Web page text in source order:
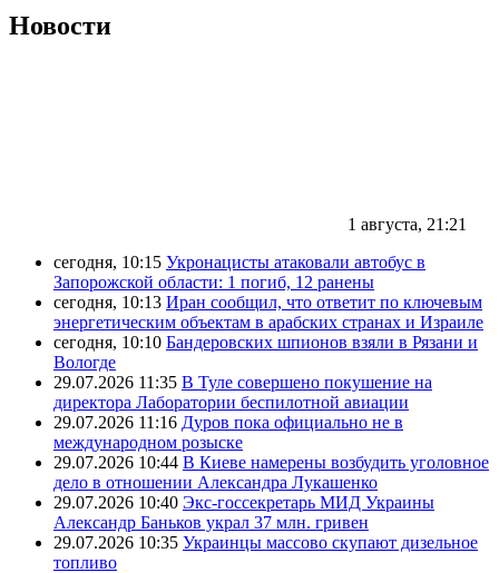
Новости
1 августа, 21:21
сегодня, 10:15 Укронацисты атаковали автобус в
Запорожской области: 1 погиб, 12 ранены
сегодня, 10:13 Иран сообщил, что ответит по ключевым
энергетическим объектам в арабских странах и Израиле
сегодня, 10:10 Бандеровских шпионов взяли в Рязани и
Вологде
29.07.2026 11:35 В Туле совершено покушение на
директора Лаборатории беспилотной авиации
29.07.2026 11:16 Дуров пока официально не в
международном розыске
29.07.2026 10:44 В Киеве намерены возбудить уголовное
дело в отношении Александра Лукашенко
29.07.2026 10:40 Экс-госсекретарь МИД Украины
Александр Баньков украл 37 млн. гривен
29.07.2026 10:35 Украинцы массово скупают дизельное
топливо